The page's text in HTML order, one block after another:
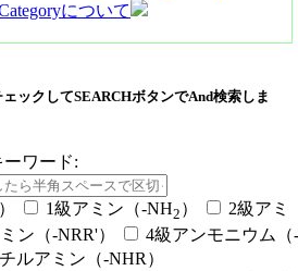
について
ックしてSEARCHボタンでAnd検索しま
ーワード:
1級アミン（-NH2 ）
2級アミ
ン（-NRR'）
4級アンモニウム（-
ルアミン（-NHR）